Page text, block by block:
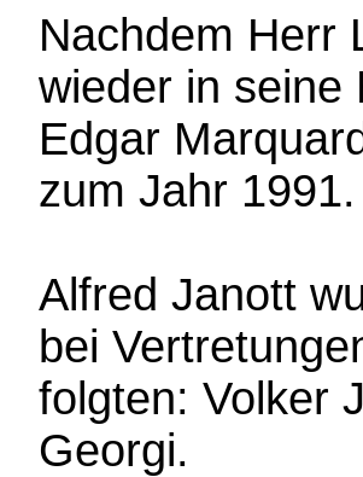
Nachdem Herr
wieder in seine
Edgar
zum Jahr 1991.
Alfred Janott
bei
folgten: Volker
Georgi.